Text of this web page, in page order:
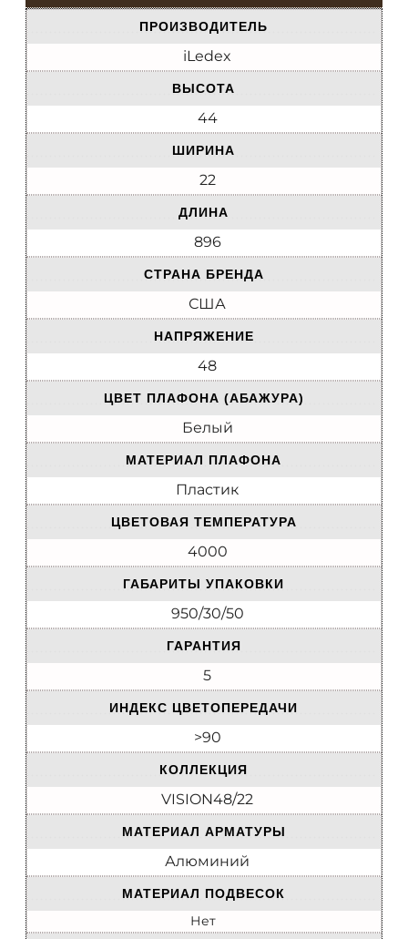
ПРОИЗВОДИТЕЛЬ
iLedex
ВЫСОТА
44
ШИРИНА
22
ДЛИНА
896
СТРАНА БРЕНДА
США
НАПРЯЖЕНИЕ
48
ЦВЕТ ПЛАФОНА (АБАЖУРА)
Белый
МАТЕРИАЛ ПЛАФОНА
Пластик
ЦВЕТОВАЯ ТЕМПЕРАТУРА
4000
ГАБАРИТЫ УПАКОВКИ
950/30/50
ГАРАНТИЯ
5
ИНДЕКС ЦВЕТОПЕРЕДАЧИ
>90
КОЛЛЕКЦИЯ
VISION48/22
МАТЕРИАЛ АРМАТУРЫ
Алюминий
МАТЕРИАЛ ПОДВЕСОК
Нет